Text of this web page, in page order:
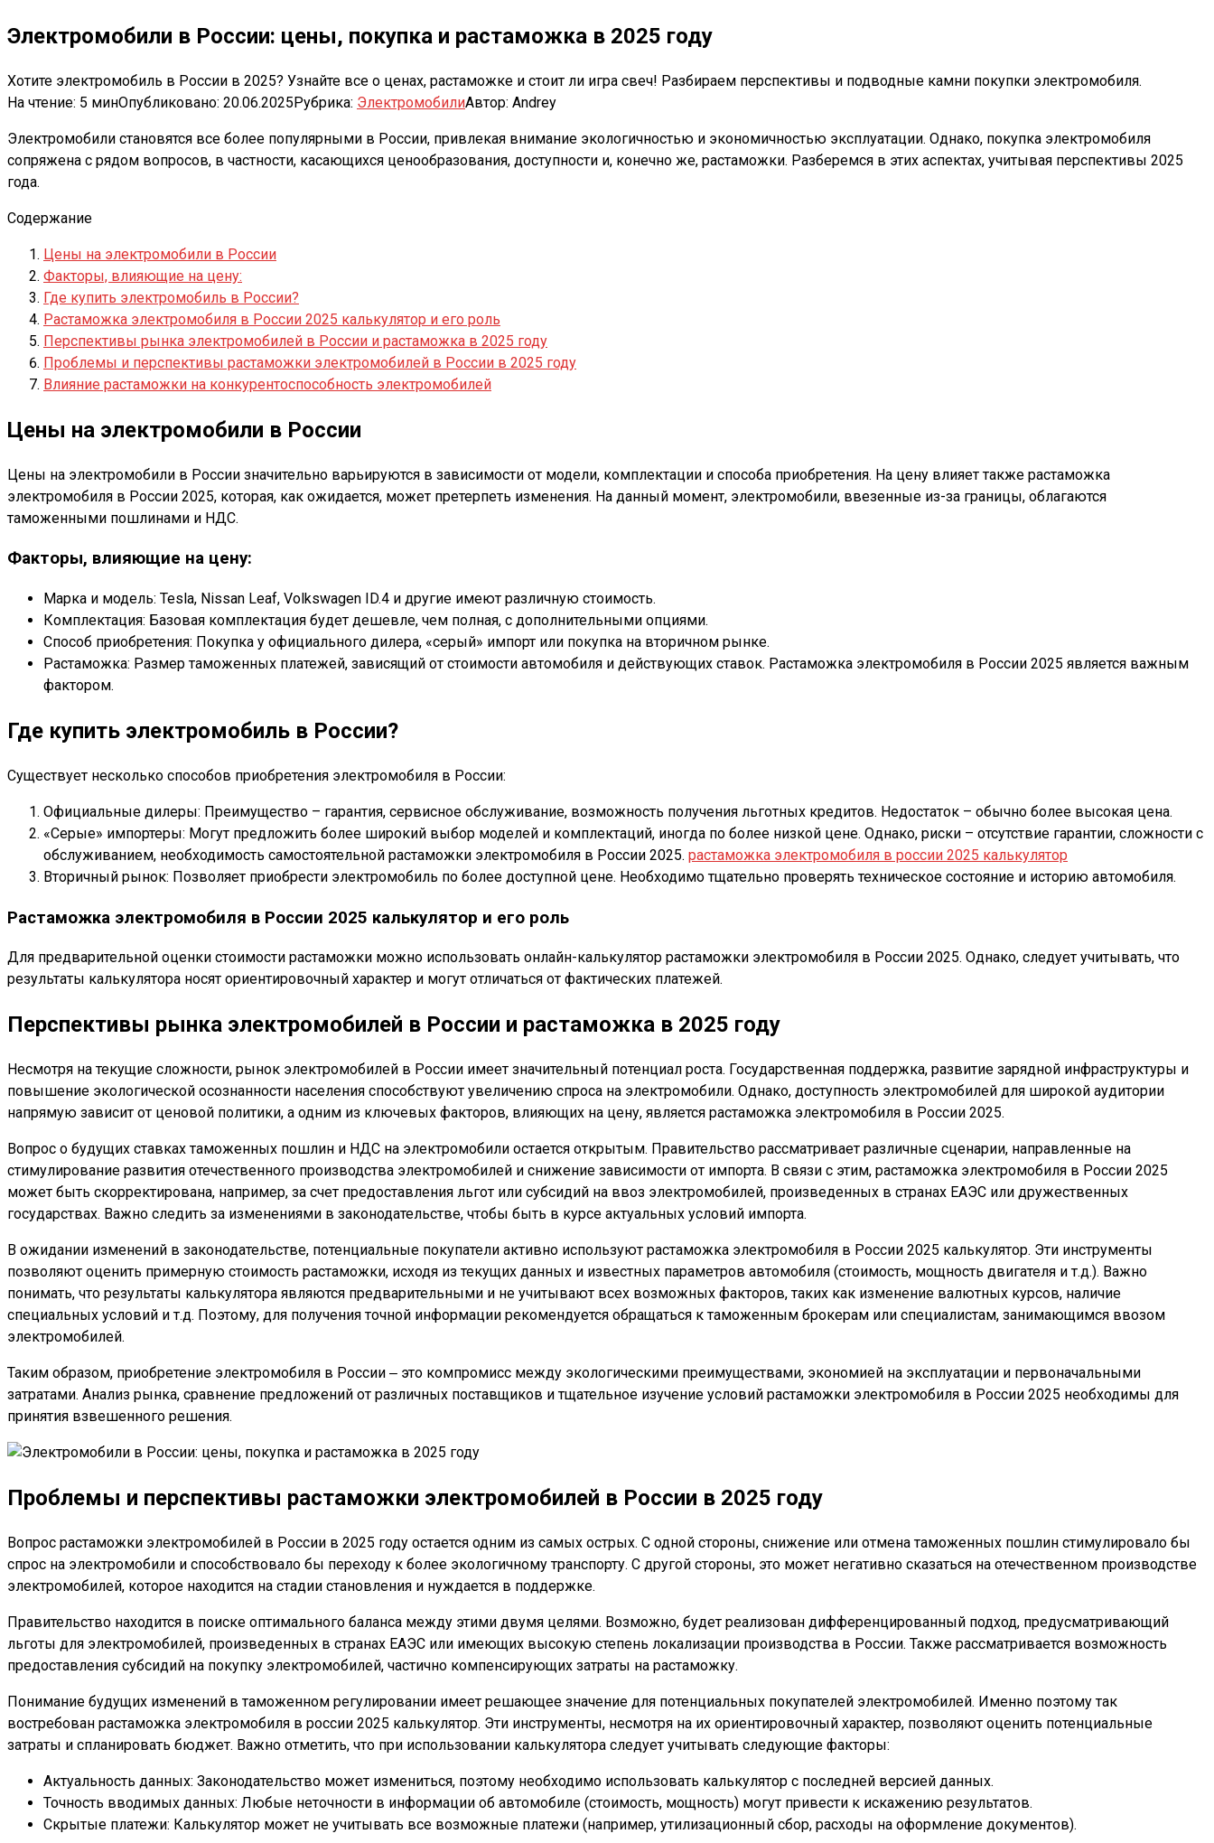
Электромобили в России: цены, покупка и растаможка в 2025 году
Хотите электромобиль в России в 2025? Узнайте все о ценах, растаможке и стоит ли игра свеч! Разбираем перспективы и подводные камни покупки электромобиля.
На чтение: 5 минОпубликовано: 20.06.2025Рубрика: ЭлектромобилиАвтор: Andrey
Электромобили становятся все более популярными в России, привлекая внимание экологичностью и экономичностью эксплуатации. Однако, покупка электромобиля
сопряжена с рядом вопросов, в частности, касающихся ценообразования, доступности и, конечно же, растаможки. Разберемся в этих аспектах, учитывая перспективы 2025
года.
Содержание
Цены на электромобили в России
Факторы, влияющие на цену:
Где купить электромобиль в России?
Растаможка электромобиля в России 2025 калькулятор и его роль
Перспективы рынка электромобилей в России и растаможка в 2025 году
Проблемы и перспективы растаможки электромобилей в России в 2025 году
Влияние растаможки на конкурентоспособность электромобилей
Цены на электромобили в России
Цены на электромобили в России значительно варьируются в зависимости от модели, комплектации и способа приобретения. На цену влияет также растаможка
электромобиля в России 2025, которая, как ожидается, может претерпеть изменения. На данный момент, электромобили, ввезенные из-за границы, облагаются
таможенными пошлинами и НДС.
Факторы, влияющие на цену:
Марка и модель: Tesla, Nissan Leaf, Volkswagen ID.4 и другие имеют различную стоимость.
Комплектация: Базовая комплектация будет дешевле, чем полная, с дополнительными опциями.
Способ приобретения: Покупка у официального дилера, «серый» импорт или покупка на вторичном рынке.
Растаможка: Размер таможенных платежей, зависящий от стоимости автомобиля и действующих ставок. Растаможка электромобиля в России 2025 является важным
фактором.
Где купить электромобиль в России?
Существует несколько способов приобретения электромобиля в России:
Официальные дилеры: Преимущество – гарантия, сервисное обслуживание, возможность получения льготных кредитов. Недостаток – обычно более высокая цена.
«Серые» импортеры: Могут предложить более широкий выбор моделей и комплектаций, иногда по более низкой цене. Однако, риски – отсутствие гарантии, сложности с
обслуживанием, необходимость самостоятельной растаможки электромобиля в России 2025. растаможка электромобиля в россии 2025 калькулятор
Вторичный рынок: Позволяет приобрести электромобиль по более доступной цене. Необходимо тщательно проверять техническое состояние и историю автомобиля.
Растаможка электромобиля в России 2025 калькулятор и его роль
Для предварительной оценки стоимости растаможки можно использовать онлайн-калькулятор растаможки электромобиля в России 2025. Однако, следует учитывать, что
результаты калькулятора носят ориентировочный характер и могут отличаться от фактических платежей.
Перспективы рынка электромобилей в России и растаможка в 2025 году
Несмотря на текущие сложности, рынок электромобилей в России имеет значительный потенциал роста. Государственная поддержка, развитие зарядной инфраструктуры и
повышение экологической осознанности населения способствуют увеличению спроса на электромобили. Однако, доступность электромобилей для широкой аудитории
напрямую зависит от ценовой политики, а одним из ключевых факторов, влияющих на цену, является растаможка электромобиля в России 2025.
Вопрос о будущих ставках таможенных пошлин и НДС на электромобили остается открытым. Правительство рассматривает различные сценарии, направленные на
стимулирование развития отечественного производства электромобилей и снижение зависимости от импорта. В связи с этим, растаможка электромобиля в России 2025
может быть скорректирована, например, за счет предоставления льгот или субсидий на ввоз электромобилей, произведенных в странах ЕАЭС или дружественных
государствах. Важно следить за изменениями в законодательстве, чтобы быть в курсе актуальных условий импорта.
В ожидании изменений в законодательстве, потенциальные покупатели активно используют растаможка электромобиля в России 2025 калькулятор. Эти инструменты
позволяют оценить примерную стоимость растаможки, исходя из текущих данных и известных параметров автомобиля (стоимость, мощность двигателя и т.д.). Важно
понимать, что результаты калькулятора являются предварительными и не учитывают всех возможных факторов, таких как изменение валютных курсов, наличие
специальных условий и т.д. Поэтому, для получения точной информации рекомендуется обращаться к таможенным брокерам или специалистам, занимающимся ввозом
электромобилей.
Таким образом, приобретение электромобиля в России ‒ это компромисс между экологическими преимуществами, экономией на эксплуатации и первоначальными
затратами. Анализ рынка, сравнение предложений от различных поставщиков и тщательное изучение условий растаможки электромобиля в России 2025 необходимы для
принятия взвешенного решения.
Проблемы и перспективы растаможки электромобилей в России в 2025 году
Вопрос растаможки электромобилей в России в 2025 году остается одним из самых острых. С одной стороны, снижение или отмена таможенных пошлин стимулировало бы
спрос на электромобили и способствовало бы переходу к более экологичному транспорту. С другой стороны, это может негативно сказаться на отечественном производстве
электромобилей, которое находится на стадии становления и нуждается в поддержке.
Правительство находится в поиске оптимального баланса между этими двумя целями. Возможно, будет реализован дифференцированный подход, предусматривающий
льготы для электромобилей, произведенных в странах ЕАЭС или имеющих высокую степень локализации производства в России. Также рассматривается возможность
предоставления субсидий на покупку электромобилей, частично компенсирующих затраты на растаможку.
Понимание будущих изменений в таможенном регулировании имеет решающее значение для потенциальных покупателей электромобилей. Именно поэтому так
востребован растаможка электромобиля в россии 2025 калькулятор. Эти инструменты, несмотря на их ориентировочный характер, позволяют оценить потенциальные
затраты и спланировать бюджет. Важно отметить, что при использовании калькулятора следует учитывать следующие факторы:
Актуальность данных: Законодательство может измениться, поэтому необходимо использовать калькулятор с последней версией данных.
Точность вводимых данных: Любые неточности в информации об автомобиле (стоимость, мощность) могут привести к искажению результатов.
Скрытые платежи: Калькулятор может не учитывать все возможные платежи (например, утилизационный сбор, расходы на оформление документов).